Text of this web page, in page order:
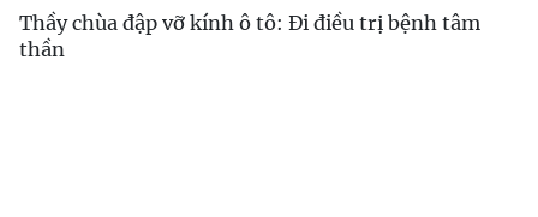
Thầy chùa đập vỡ kính ô tô: Đi điều trị bệnh tâm
thần